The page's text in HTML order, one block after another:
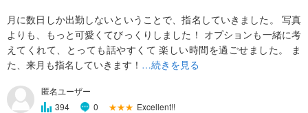
月に数日しか出勤しないということで、指名していきました。 写真
よりも、もっと可愛くてびっくりしました！ オプションも一緒に考
えてくれて、とっても話やすくて 楽しい時間を過ごせました。 ま
た、来月も指名していきます！ …続きを見る
匿名ユーザー
394
0 ★★★ Excellent!!